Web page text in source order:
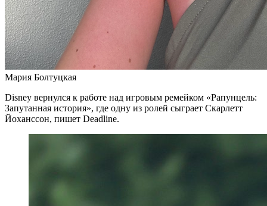
Мария Болтуцкая
Disney вернулся к работе над игровым ремейком «Рапунцель:
Запутанная история», где одну из ролей сыграет Скарлетт
Йоханссон, пишет Deadline.